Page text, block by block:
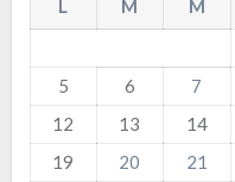
L M M
5
6 7
12
13 14
19
20 21